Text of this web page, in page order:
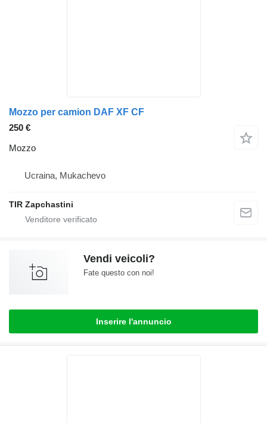
Mozzo per camion DAF XF CF
250 €
Mozzo
Ucraina, Mukachevo
TIR Zapchastini
Vendi veicoli?
Fate questo con noi!
Inserire l'annuncio